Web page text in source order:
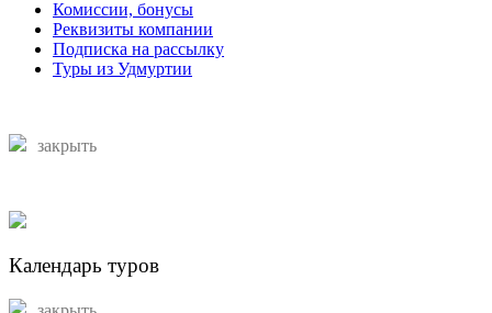
Комиссии, бонусы
Реквизиты компании
Подписка на рассылку
Туры из Удмуртии
закрыть
Календарь туров